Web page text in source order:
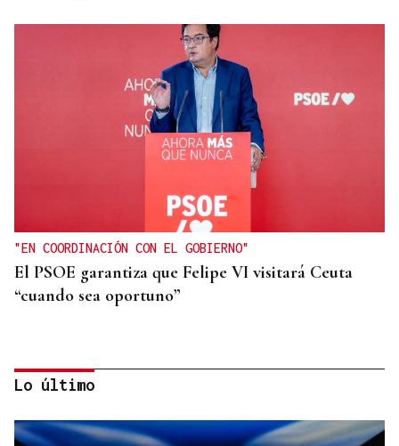
"EN COORDINACIÓN CON EL GOBIERNO"
El PSOE garantiza que Felipe VI visitará Ceuta
“cuando sea oportuno”
Lo último